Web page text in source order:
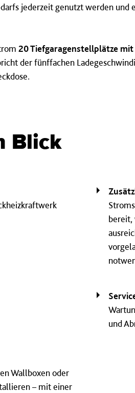
jederzeit genutzt werden und
20 Tiefgaragenstellplätze mit
der fünffachen
Blick
bereit,
und
Wallboxen oder
– mit einer